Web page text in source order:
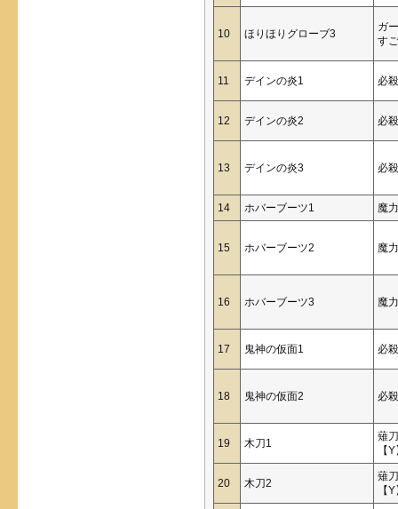
10 ほりほりグローブ3
ガ
す
11 デインの炎1 必
12 デインの炎2 必
13 デインの炎3 必
14 ホバーブーツ1 魔
15 ホバーブーツ2 魔
16 ホバーブーツ3 魔
17 鬼神の仮面1 必
18 鬼神の仮面2 必
19 木刀1
薙
【
20 木刀2
薙
【